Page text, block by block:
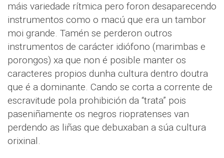
máis variedade rítmica pero foron desaparecendo
instrumentos como o macú que era un tambor
moi grande. Tamén se perderon outros
instrumentos de carácter idiófono (marimbas e
porongos) xa que non é posible manter os
caracteres propios dunha cultura dentro doutra
que é a dominante. Cando se corta a corrente de
escravitude pola prohibición da “trata” pois
paseniñamente os negros riopratenses van
perdendo as liñas que debuxaban a súa cultura
orixinal.